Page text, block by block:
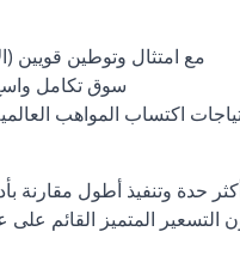
مجموعة شاملة (ATS، CRM، الإعداد) مع امتثال وتوطين قويين
سوق تكامل
اكتساب المواهب
حدة وتنفيذ أطول مقارنة
التسعير المتميز القائم